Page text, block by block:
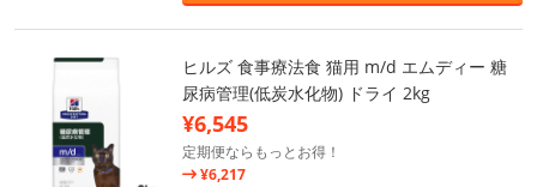
ヒルズ 食事療法食 猫用 m/d エムディー 糖
尿病管理(低炭水化物) ドライ 2kg
¥6,545
定期便ならもっとお得！
¥6,217